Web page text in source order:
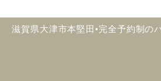
滋賀県大津市本堅田•完全予約制の